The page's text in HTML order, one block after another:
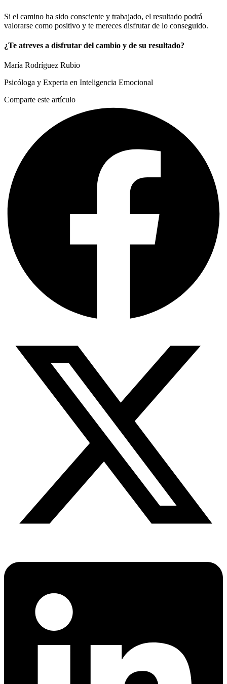
Si el camino ha sido consciente y trabajado, el resultado podrá
valorarse como positivo y te mereces disfrutar de lo conseguido.
¿Te atreves a disfrutar del cambio y de su resultado?
María Rodríguez Rubio
Psicóloga y Experta en Inteligencia Emocional
Comparte este artículo